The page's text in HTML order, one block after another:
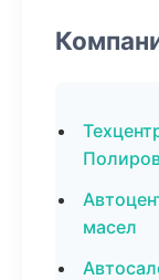
масел